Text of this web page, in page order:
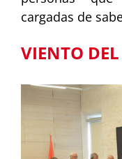
cargadas de
VIENTO